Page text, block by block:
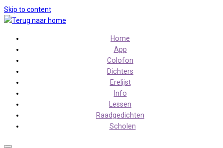
Skip to content
Home
App
Colofon
Dichters
Erelijst
Info
Lessen
Raadgedichten
Scholen